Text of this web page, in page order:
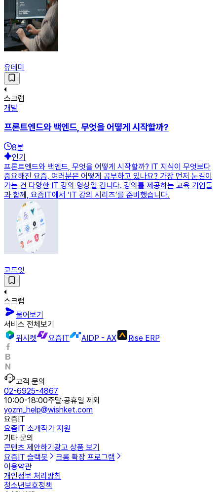
유데미
스크랩
개발
프론트엔드와 백엔드, 무엇을 어떻게 시작할까?
8분
인기
프론트엔드와 백엔드, 무엇을 어떻게 시작할까? IT 지식이 무엇보다
중요해진 요즘, 여러분은 어떻게 공부하고 있나요? 가장 먼저 눈길이
가는 건 다양한 IT 강의 영상일 겁니다. 강의를 제공하는 교육 기업들
과 함께, 요즘IT에서 ‘IT 강의 시리즈’를 준비했습니다.
코드잇
스크랩
물어보기
서비스 전체보기
위시켓
요즘IT AIDP - AX Rise ERP
고객 문의
02-6925-4867
10:00-18:00주말·공휴일 제외
yozm_help@wishket.com
요즘IT
요즘IT 소개작가 지원
기타 문의
콘텐츠 제안하기 광고 상품 보기
요즘IT 슬랙봇
크롬 확장 프로그램
이용약관
개인정보 처리방침
청소년보호정책